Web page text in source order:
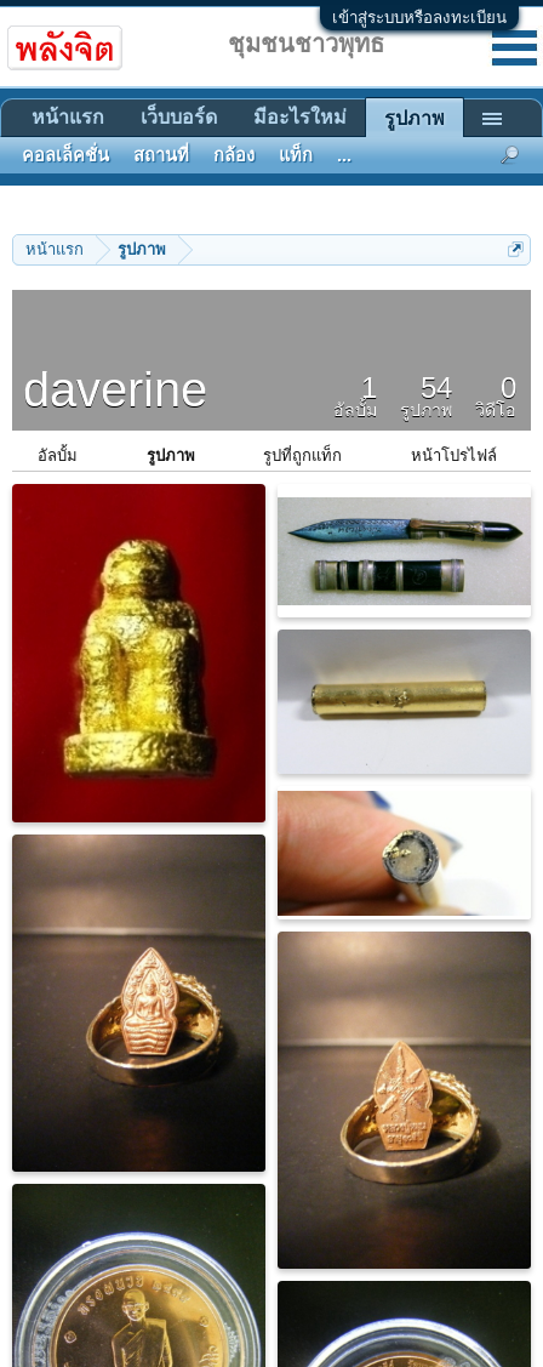
เข้าสู่ระบบหรือลงทะเบียน
หน้าแรก รูปภาพ
daverine 1
อัลบั้ม
54
รูปภาพ
0
วิดีโอ
อัลบั้ม รูปภาพ รูปที่ถูกแท็ก หน้าโปรไฟล์
ชุมชนชาวพุทธ
หน้าแรก เว็บบอร์ด มีอะไรใหม่ รูปภาพ
คอลเล็คชั่น สถานที่ กล้อง แท็ก ...